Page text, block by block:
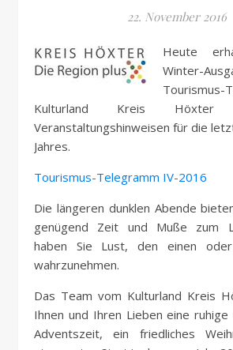
22. November 2016
Heute
Winter-
Tourismus-
Kulturland Kreis
Veranstaltungshinweisen für die
Jahres.
Tourismus-Telegramm IV-2016
Die längeren dunklen Abende
genügend Zeit und Muße zum
haben Sie Lust, den einen
wahrzunehmen.
Das Team vom Kulturland Kreis
Ihnen und Ihren Lieben eine
Adventszeit, ein friedliches